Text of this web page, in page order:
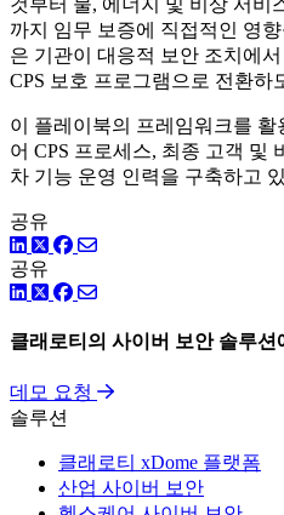
것부터 물, 에너지 및 비상 서비
까지 임무 보증에 직접적인 영
은 기관이 대응적 보안 조치에
CPS 보호 프로그램으로 전환하
이 플레이북의 프레임워크를
어 CPS 프로세스, 최종 고객 및
차 기능 운영 인력을 구축하고
공유
링크드인
트위터페이스북
공유
링크드인
트위터페이스북
클래로티의 사이버 보안 솔루
데모 요청
솔루션
클래로티 xDome 플랫폼
산업 사이버 보안